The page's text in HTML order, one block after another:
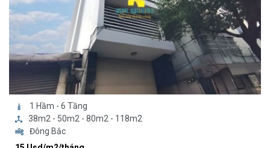
1 Hầm - 6 Tầng
38m2 - 50m2 - 80m2 - 118m2
Đông Bắc